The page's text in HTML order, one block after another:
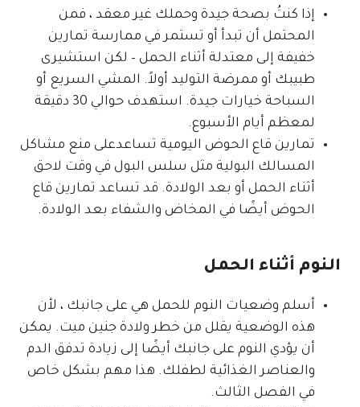
إذا كنتُ بصحة جيدة وحملك غير معقد ، فمن
المحتمل أن تبدأ أو تستمر في ممارسة تمارين
خفيفة إلى معتدلة أثناء الحمل – لكن استشيرى
طبيبك أو ممرضة التوليد أولاً. المشي السريع أو
السباحة خيارات جيدة. استهدف حوالي 30 دقيقة
لمعظم أيام الأسبوع.
تمارين قاع الحوض اليومية تساعدعلى منع مشاكل
المسالك البولية مثل سلس البول في وقت لاحق
أثناء الحمل أو بعد الولادة. قد تساعد تمارين قاع
الحوض أيضًا في المخاض والشفاء بعد الولادة.
النوم أثناء الحمل
أسلم وضعيات النوم للحمل هي على جانبك ، لأن
هذه الوضعية يقلل من خطر ولادة جنين ميت. يمكن
أن يؤدي النوم على جانبك أيضًا إلى زيادة تدفق الدم
والعناصر الغذائية لطفلك. هذا مهم بشكل خاص
في الفصل الثالث.